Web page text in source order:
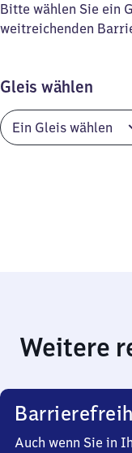
Bitte wählen Sie ein
weitreichenden
Gleis wählen
Weitere
Auch wenn Sie in